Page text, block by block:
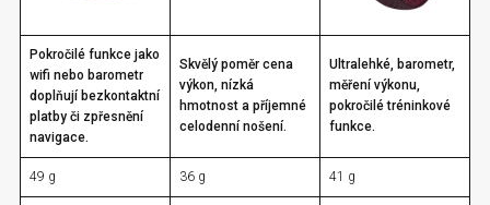
Pokročilé funkce jako
wifi nebo barometr
doplňují bezkontaktní
platby či zpřesnění
navigace.
Skvělý poměr cena
výkon, nízká
hmotnost a příjemné
celodenní nošení.
Ultralehké, barometr,
měření výkonu,
pokročilé tréninkové
funkce.
49 g 36 g 41 g